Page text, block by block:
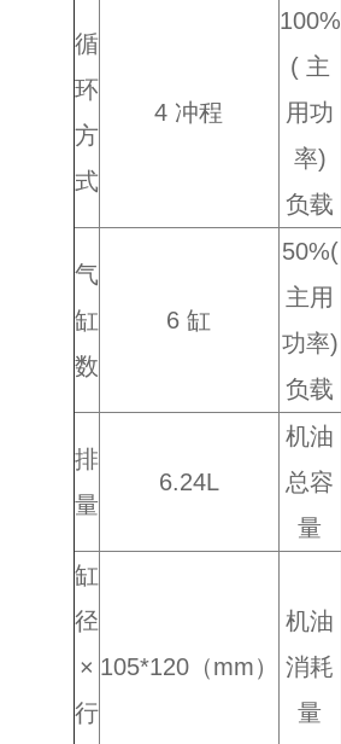
循
环
方
式
4 冲程
100%
( 主
用功
率)
负载
气
缸
数
6 缸
50%(
主用
功率)
负载
排
量
6.24L
机油
总容
量
缸
径
×
行
105*120（mm）
机油
消耗
量